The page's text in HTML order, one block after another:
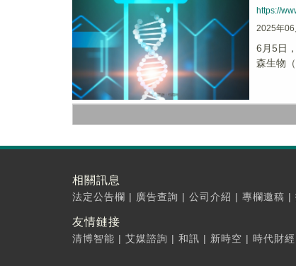
https://
2025年06
6月5日
森生物
相關訊息
法定公告欄 | 廣告查詢 | 公司介紹 | 專欄邀稿 |
友情鏈接
清博智能 | 艾媒諮詢 | 和訊 | 新時空 | 時代財經